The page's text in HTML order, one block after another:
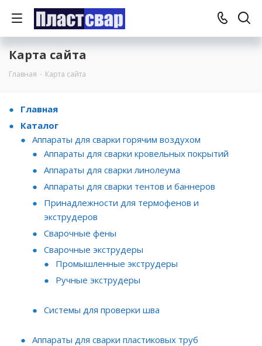
Карта сайта
Главная - Карта сайта
Главная
Каталог
Аппараты для сварки горячим воздухом
Аппараты для сварки кровельных покрытий
Аппараты для сварки линолеума
Аппараты для сварки тентов и баннеров
Принадлежности для термофенов и
экструдеров
Сварочные фены
Сварочные экструдеры
Промышленные экструдеры
Ручные экструдеры
Системы для проверки шва
Аппараты для сварки пластиковых труб